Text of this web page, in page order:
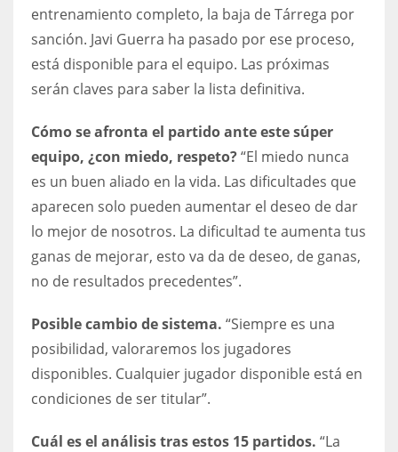
MIA
17
DAL
entrenamiento completo, la baja de Tárrega por
sanción. Javi Guerra ha pasado por ese proceso,
está disponible para el equipo. Las próximas
serán claves para saber la lista definitiva.
Cómo se afronta el partido ante este súper
equipo, ¿con miedo, respeto?“El miedo nunca
es un buen aliado en la vida. Las dificultades que
aparecen solo pueden aumentar el deseo de dar
lo mejor de nosotros. La dificultad te aumenta tus
ganas de mejorar, esto va da de deseo, de ganas,
no de resultados precedentes”.
Posible cambio de sistema. “Siempre es una
posibilidad, valoraremos los jugadores
disponibles. Cualquier jugador disponible está en
condiciones de ser titular”.
Cuál es el análisis tras estos 15 partidos. “La